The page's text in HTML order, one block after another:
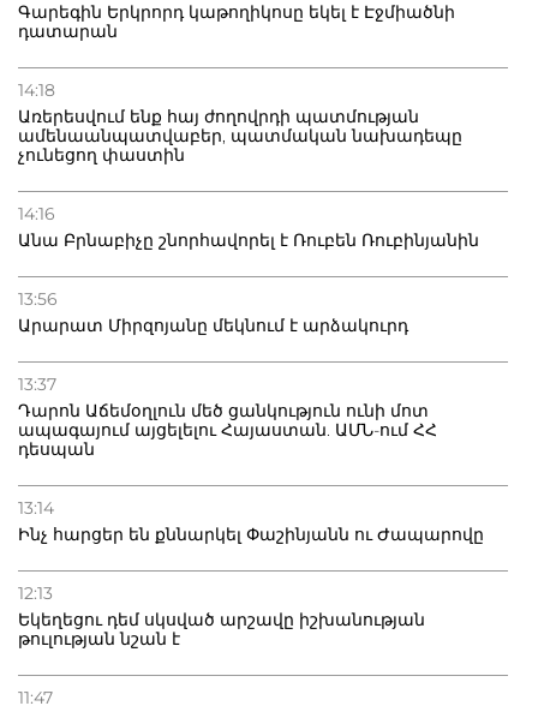
Գարեգին Երկրորդ կաթողիկոսը եկել է Էջմիածնի
դատարան
14:18
Առերեսվում ենք հայ ժողովրդի պատմության
ամենաանպատվաբեր, պատմական նախադեպը
չունեցող փաստին
14:16
Անա Բրնաբիչը շնորհավորել է Ռուբեն Ռուբինյանին
13:56
Արարատ Միրզոյանը մեկնում է արձակուրդ
13:37
Դարոն Աճեմօղլուն մեծ ցանկություն ունի մոտ
ապագայում այցելելու Հայաստան. ԱՄՆ-ում ՀՀ
դեսպան
13:14
Ինչ հարցեր են քննարկել Փաշինյանն ու Ժապարովը
12:13
Եկեղեցու դեմ սկսված արշավը իշխանության
թուլության նշան է
11:47